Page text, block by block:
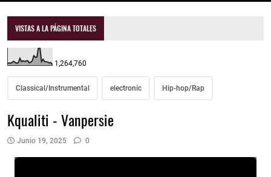
VISTAS A LA PÁGINA TOTALES
1,264,760
Classical/Instrumental electronic Hip-hop/Rap
Kqualiti - Vanpersie
Junio 19, 2025 0